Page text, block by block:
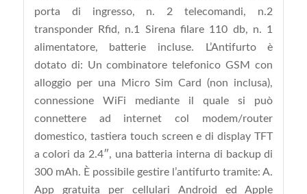
porta di ingresso, n. 2 telecomandi, n.2
transponder Rfid, n.1 Sirena filare 110 db, n. 1
alimentatore, batterie incluse. L’Antifurto è
dotato di: Un combinatore telefonico GSM con
alloggio per una Micro Sim Card (non inclusa),
connessione WiFi mediante il quale si può
connettere ad internet col modem/router
domestico, tastiera touch screen e di display TFT
a colori da 2.4″, una batteria interna di backup di
300 mAh. È possibile gestire l’antifurto tramite: A.
App gratuita per cellulari Android ed Apple